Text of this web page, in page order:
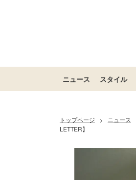
ニュース スタイル
トップページ > ニュース
LETTER】